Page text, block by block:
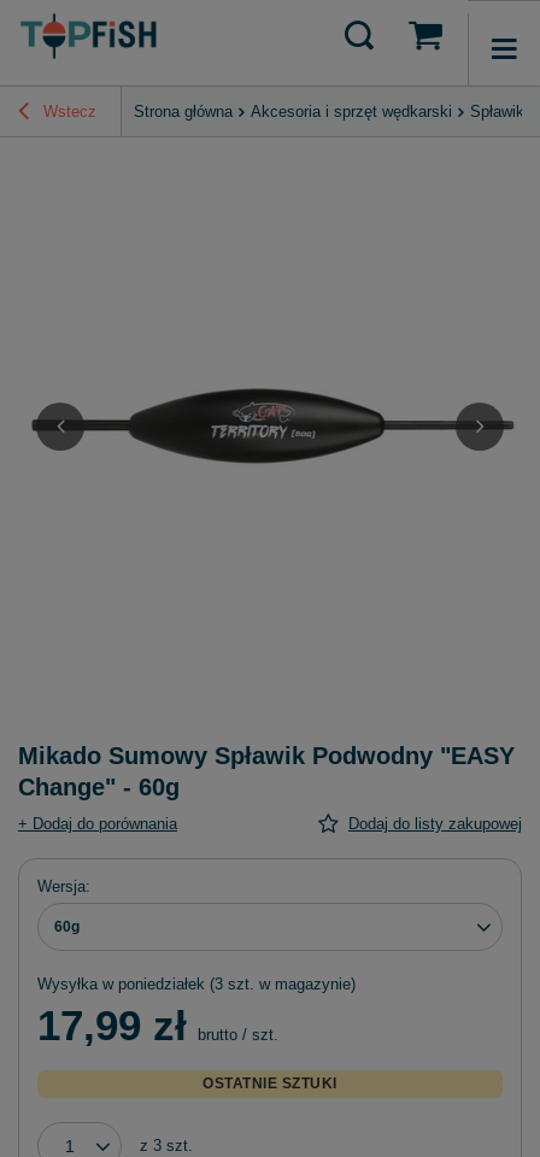
Wstecz Strona główna Akcesoria i sprzęt wędkarski Spławiki
Mikado Sumowy Spławik Podwodny "EASY
Change" - 60g
+ Dodaj do porównania Dodaj do listy zakupowej
Wersja
60g
Wysyłka w poniedziałek (3 szt. w magazynie)
17,99 zł brutto / szt.
OSTATNIE SZTUKI
z 3 szt.